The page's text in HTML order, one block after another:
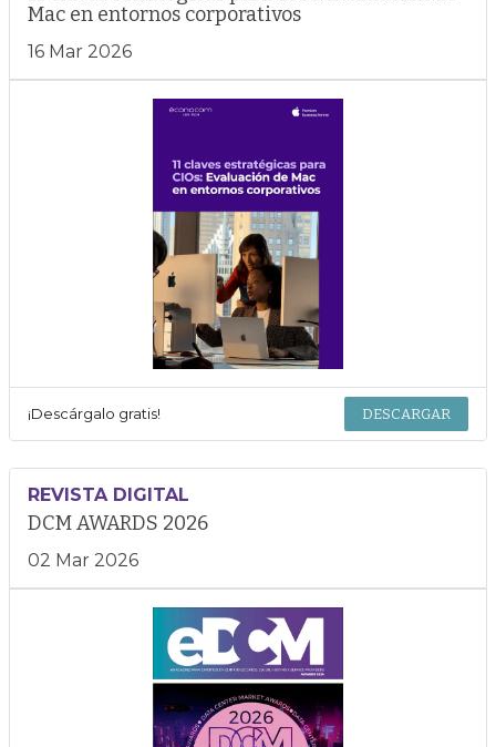
Mac en entornos corporativos
16 Mar 2026
¡Descárgalo gratis! DESCARGAR
REVISTA DIGITAL
DCM AWARDS 2026
02 Mar 2026